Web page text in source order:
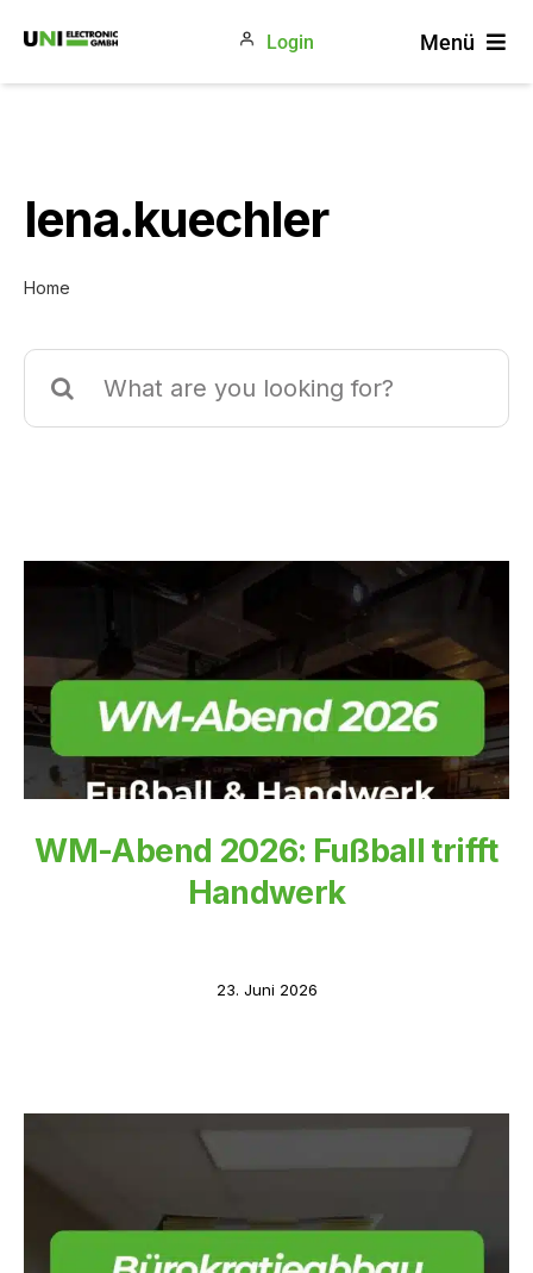
Inhalt
springen
Menü
Produkte
Unternehmen
Login
lena.kuechler
Home
Suche
nach:
WM-Abend 2026: Fußball trifft
Handwerk
23. Juni 2026